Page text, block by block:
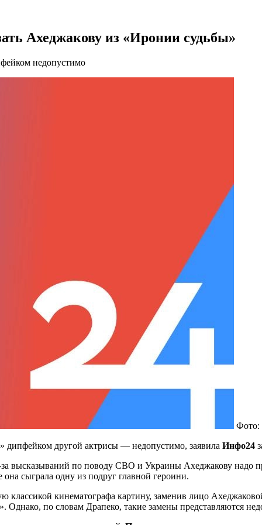
Ахеджакову из «Иронии судьбы»
недопустимо
Фото:
другой актрисы — недопустимо, заявила Инфо24
высказываний по поводу СВО и Украины Ахеджакову надо
сыграла одну из подруг главной героини.
классикой кинематографа картину, заменив лицо
по словам Драпеко, такие замены представляются